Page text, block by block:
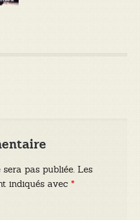
pas publiée. Les
indiqués avec*